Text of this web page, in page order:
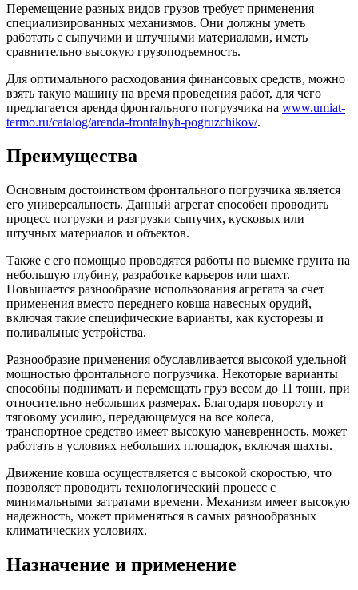
Перемещение разных видов грузов требует применения
специализированных механизмов. Они должны уметь
работать с сыпучими и штучными материалами, иметь
сравнительно высокую грузоподъемность.
Для оптимального расходования финансовых средств, можно
взять такую машину на время проведения работ, для чего
предлагается аренда фронтального погрузчика на www.umiat-
termo.ru/catalog/arenda-frontalnyh-pogruzchikov/.
Преимущества
Основным достоинством фронтального погрузчика является
его универсальность. Данный агрегат способен проводить
процесс погрузки и разгрузки сыпучих, кусковых или
штучных материалов и объектов.
Также с его помощью проводятся работы по выемке грунта на
небольшую глубину, разработке карьеров или шахт.
Повышается разнообразие использования агрегата за счет
применения вместо переднего ковша навесных орудий,
включая такие специфические варианты, как кусторезы и
поливальные устройства.
Разнообразие применения обуславливается высокой удельной
мощностью фронтального погрузчика. Некоторые варианты
способны поднимать и перемещать груз весом до 11 тонн, при
относительно небольших размерах. Благодаря повороту и
тяговому усилию, передающемуся на все колеса,
транспортное средство имеет высокую маневренность, может
работать в условиях небольших площадок, включая шахты.
Движение ковша осуществляется с высокой скоростью, что
позволяет проводить технологический процесс с
минимальными затратами времени. Механизм имеет высокую
надежность, может применяться в самых разнообразных
климатических условиях.
Назначение и применение